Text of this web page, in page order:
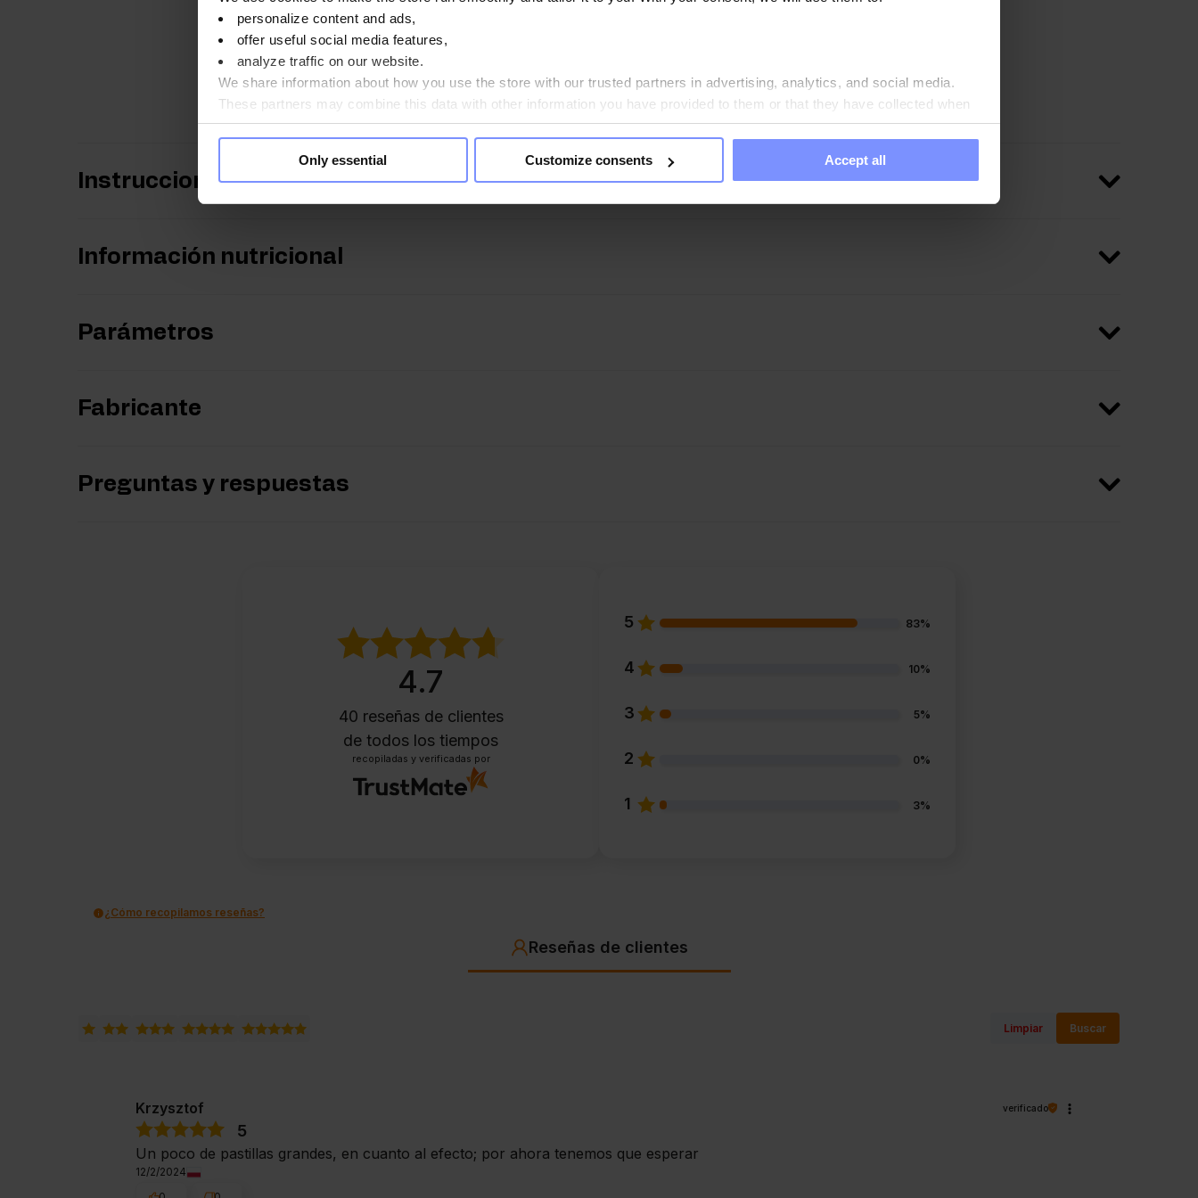
personalize content and ads,
offer useful social media features,
analyze traffic on our website.
We share information about how you use the store with our trusted partners in advertising, analytics, and social media.
These partners may combine this data with other information you have provided to them or that they have collected when
you use their services. Do you agree?
Only essential Customize consents Accept all
OstroVit Condroitina - La prueba de metales pesados 16.12.2024
OstroVit Condroitina - El análisis microbiológico 16.12.2024
Instrucciones de uso
Información nutricional
Parámetros
Fabricante
Preguntas y respuestas
4.7
40 reseñas de clientes
de todos los tiempos
recopiladas y verificadas por
5 83%
4 10%
3 5%
2 0%
1 3%
¿Cómo recopilamos reseñas?
Reseñas de clientes
Limpiar Buscar
Krzysztof verificado
5
Un poco de pastillas grandes, en cuanto al efecto; por ahora tenemos que esperar
12/2/2024